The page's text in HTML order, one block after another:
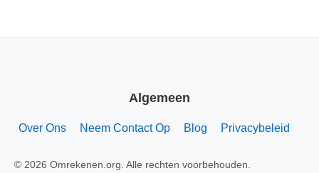
Algemeen
Over Ons Neem Contact Op Blog Privacybeleid
© 2026 Omrekenen.org. Alle rechten voorbehouden.